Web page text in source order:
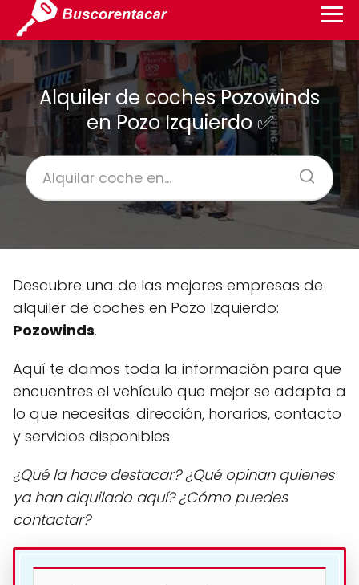
Alquiler de coches Pozowinds
en Pozo Izquierdo ✅
Descubre una de las mejores empresas de
alquiler de coches en Pozo Izquierdo:
Pozowinds.
Aquí te damos toda la información para que
encuentres el vehículo que mejor se adapta a
lo que necesitas: dirección, horarios, contacto
y servicios disponibles.
¿Qué la hace destacar? ¿Qué opinan quienes
ya han alquilado aquí? ¿Cómo puedes
contactar?